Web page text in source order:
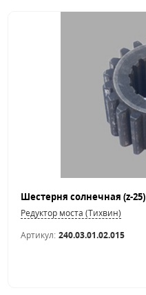
Шестерня солнечная (z-25)
Редуктор моста (Тихвин)
Артикул: 240.03.01.02.015